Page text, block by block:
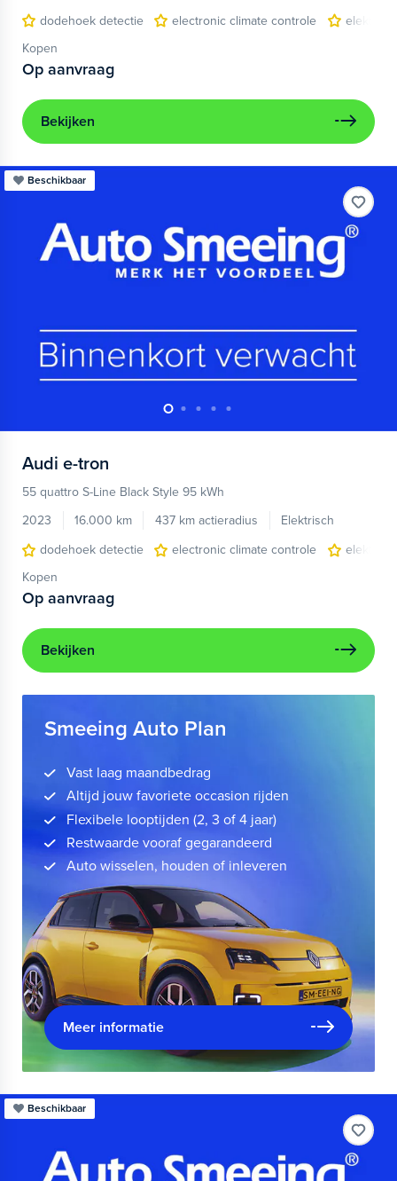
dodehoek detectie
electronic climate controle
Kopen
Op aanvraag
Bekijken
Beschikbaar
Audi e-tron
55 quattro S-Line Black Style 95 kWh
2023
16.000 km 437 km actieradius
Elektrisch
dodehoek detectie
electronic climate controle
Kopen
Op aanvraag
Bekijken
Smeeing Auto Plan
Vast laag maandbedrag
Altijd jouw favoriete occasion rijden
Flexibele looptijden (2, 3 of 4 jaar)
Restwaarde vooraf gegarandeerd
Auto wisselen, houden of inleveren
Meer informatie
Beschikbaar